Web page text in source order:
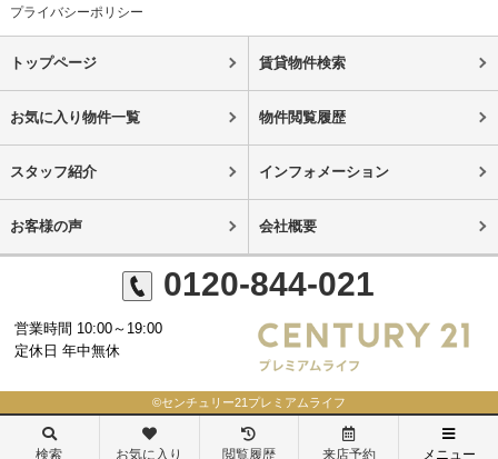
プライバシーポリシー
トップページ 賃貸物件検索
お気に入り物件一覧 物件閲覧履歴
スタッフ紹介 インフォメーション
お客様の声 会社概要
0120-844-021
営業時間 10:00～19:00
定休日 年中無休
©センチュリー21プレミアムライフ
検索 お気に入り 閲覧履歴 来店予約 メニュー